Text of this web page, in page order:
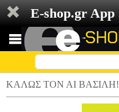
E-shop.gr App
ΚΑΛΩΣ ΤΟΝ ΑΙ ΒΑΣΙΛΗ!